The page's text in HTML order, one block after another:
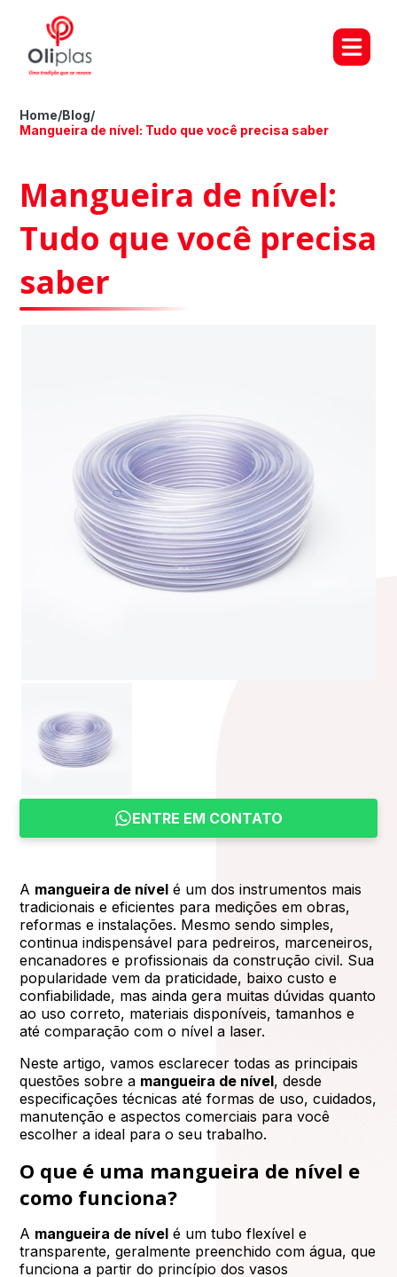
Home/Blog/
Mangueira de nível: Tudo que você precisa saber
Mangueira de nível:
Tudo que você precisa
saber
ENTRE EM CONTATO
A mangueira de nível é um dos instrumentos mais
tradicionais e eficientes para medições em obras,
reformas e instalações. Mesmo sendo simples,
continua indispensável para pedreiros, marceneiros,
encanadores e profissionais da construção civil. Sua
popularidade vem da praticidade, baixo custo e
confiabilidade, mas ainda gera muitas dúvidas quanto
ao uso correto, materiais disponíveis, tamanhos e
até comparação com o nível a laser.
Neste artigo, vamos esclarecer todas as principais
questões sobre a mangueira de nível, desde
especificações técnicas até formas de uso, cuidados,
manutenção e aspectos comerciais para você
escolher a ideal para o seu trabalho.
O que é uma mangueira de nível e
como funciona?
A mangueira de nível é um tubo flexível e
transparente, geralmente preenchido com água, que
funciona a partir do princípio dos vasos